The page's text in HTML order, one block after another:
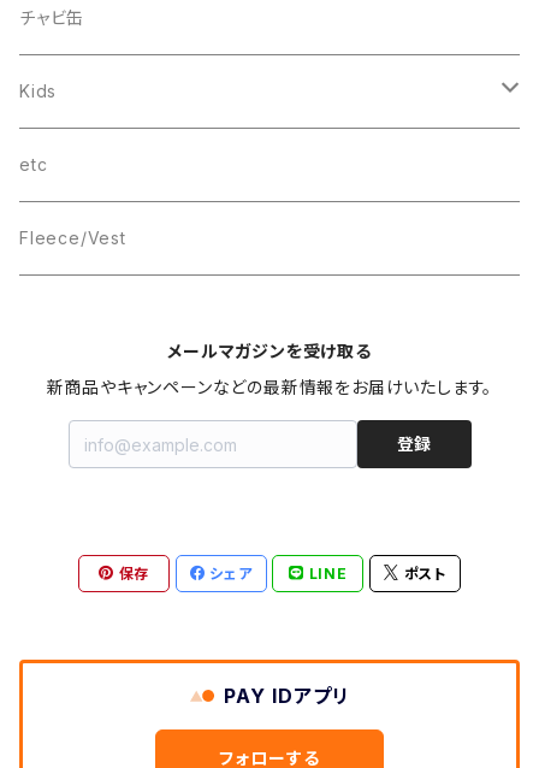
Smile
THINGS
wave
Box Logo
“C”
チャビ缶
Kids
T-SHIRT
etc
Fleece/Vest
メールマガジンを受け取る
新商品やキャンペーンなどの最新情報をお届けいたします。
登録
保存 シェア LINE ポスト
PAY IDアプリ
フォローする